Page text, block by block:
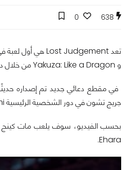
638
0
و Yakuza: Like a Dragon من خلال دبلجة إنجليزية كاملة عند الإطلاق.
جريج تشون في دور الشخصية الرئيسية Takayuki Yagami ، وكذلك كريسبين فريمان في دور Masaharu Kaito.
Ehara.